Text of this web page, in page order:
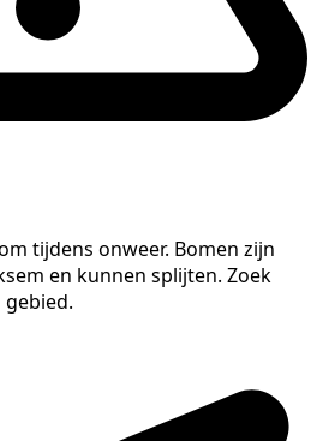
tijdens onweer. Bomen zijn
en kunnen splijten. Zoek